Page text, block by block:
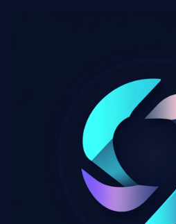
Semaine de
Washington :
projets de lois
les
l’étude cette